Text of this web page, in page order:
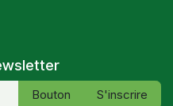
Bouton
S'inscrire